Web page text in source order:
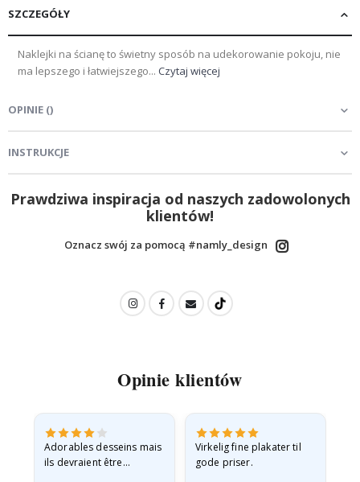
SZCZEGÓŁY
Naklejki na ścianę to świetny sposób na udekorowanie pokoju, nie
ma lepszego i łatwiejszego... Czytaj więcej
OPINIE ()
INSTRUKCJE
Prawdziwa inspiracja od naszych zadowolonych
klientów!
Oznacz swój za pomocą #namly_design
Opinie klientów
Adorables desseins mais
ils devraient être
Virkelig fine plakater til
gode priser.